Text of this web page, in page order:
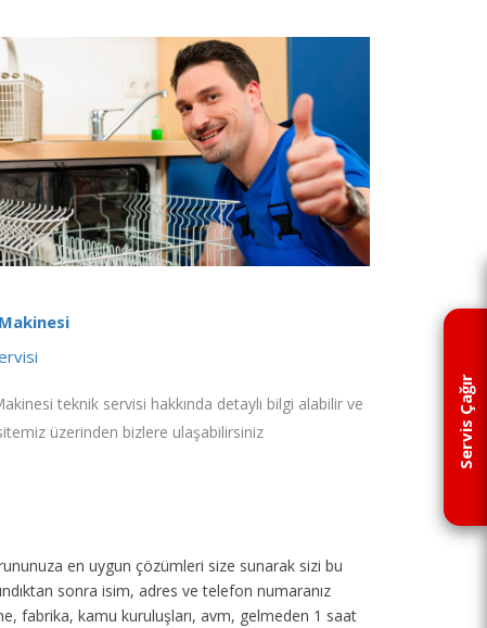
Servis Çağır
teknik servisi hakkında detaylı bilgi alabilir ve
üzerinden bizlere ulaşabilirsiniz
en uygun çözümleri size sunarak sizi bu
sonra isim, adres ve telefon numaranız
fabrika, kamu kuruluşları, avm, gelmeden 1 saat